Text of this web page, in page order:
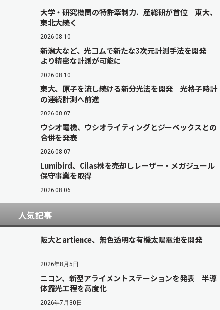
大学・研究機関の特許牽制力、産総研が首位 東大、
東北大続く
2026.08.10
新潟大など、光コムで新たな3次元計測手法を開発
より精密な計測が可能に
2026.08.10
東大、原子を流し続ける新分光法を開発 光格子時計
の連続計測へ前進
2026.08.07
ウシオ電機、ウシオライティングとジーベックスとの
合併を発表
2026.08.07
Lumibird、Cilas株を売却しレーザー・メガジュール
保守事業を取得
2026.08.06
人気記事
阪大とartience、無色透明な有機太陽電池を開発
2026年8月5日
ニコン、新型アライメントステーションを発表 半導
体露光工程を高度化
2026年7月30日